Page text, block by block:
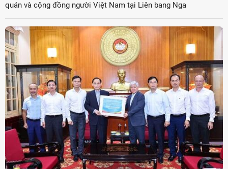
quán và cộng đồng người Việt Nam tại Liên bang Nga